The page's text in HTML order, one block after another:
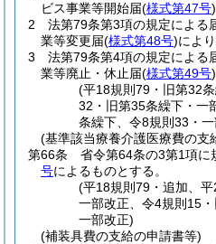
ビス事業等開始届(様式第47号)
2
法第79条第3項の規定による
業等変更届(様式第48号)によ
3
法第79条第4項の規定による
業等廃止・休止届(様式第49号)
(平18規則79・旧第32
32・旧第35条繰下・一
条繰下、令8規則33・
(基準該当療養介護医療費の支
第66条
省令第64条の3第1項に
号によるものとする。
(平18規則79・追加、
一部改正、令4規則15
一部改正)
(補装具費の支給の申請書等)